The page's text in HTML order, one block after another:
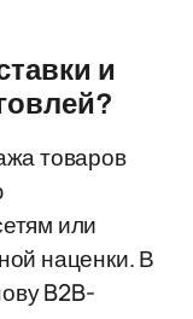
и
товаров
или
наценки. В
B2B-